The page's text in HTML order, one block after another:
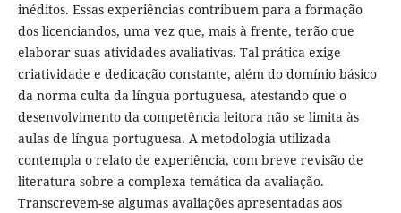
inéditos. Essas experiências contribuem para a formação
dos licenciandos, uma vez que, mais à frente, terão que
elaborar suas atividades avaliativas. Tal prática exige
criatividade e dedicação constante, além do domínio básico
da norma culta da língua portuguesa, atestando que o
desenvolvimento da competência leitora não se limita às
aulas de língua portuguesa. A metodologia utilizada
contempla o relato de experiência, com breve revisão de
literatura sobre a complexa temática da avaliação.
Transcrevem-se algumas avaliações apresentadas aos